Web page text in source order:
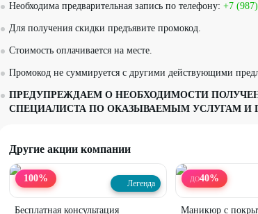
Необходима предварительная запись по телефону: +7
Для получения скидки предъявите промокод.
Стоимость оплачивается на месте.
Промокод не суммируется с другими действующими
ПРЕДУПРЕЖДАЕМ О НЕОБХОДИМОСТИ
СПЕЦИАЛИСТА ПО ОКАЗЫВАЕМЫМ УСЛУГАМ И
Другие акции компании
100% Легенда
Бесплатная консультация
ДО40%
Маникюр с